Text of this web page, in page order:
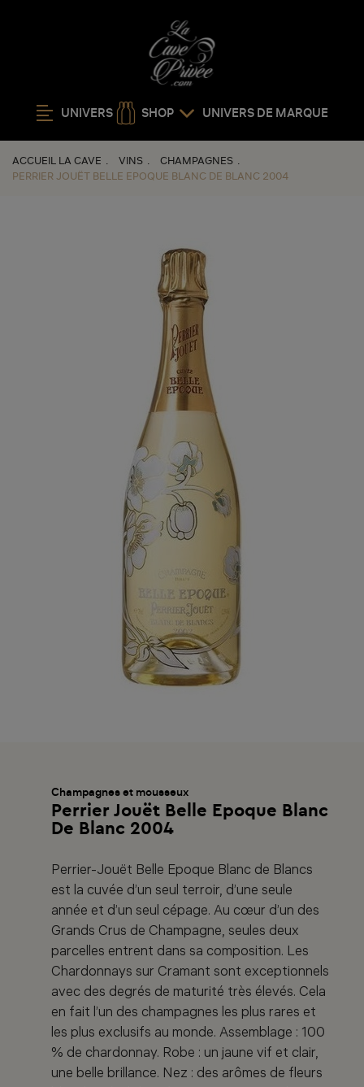
UNIVERS SHOP UNIVERS DE MARQUE
ACCUEIL LA CAVE VINS
CHAMPAGNES
PERRIER JOUËT BELLE EPOQUE BLANC DE BLANC 2004
Champagnes et mousseux
Perrier Jouët Belle Epoque Blanc
De Blanc 2004
Perrier-Jouët Belle Epoque Blanc de Blancs
est la cuvée d’un seul terroir, d’une seule
année et d’un seul cépage. Au cœur d’un des
Grands Crus de Champagne, seules deux
parcelles entrent dans sa composition. Les
Chardonnays sur Cramant sont exceptionnels
avec des degrés de maturité très élevés. Cela
en fait l’un des champagnes les plus rares et
les plus exclusifs au monde. Assemblage : 100
% de chardonnay. Robe : un jaune vif et clair,
une belle brillance. Nez : des arômes de fleurs